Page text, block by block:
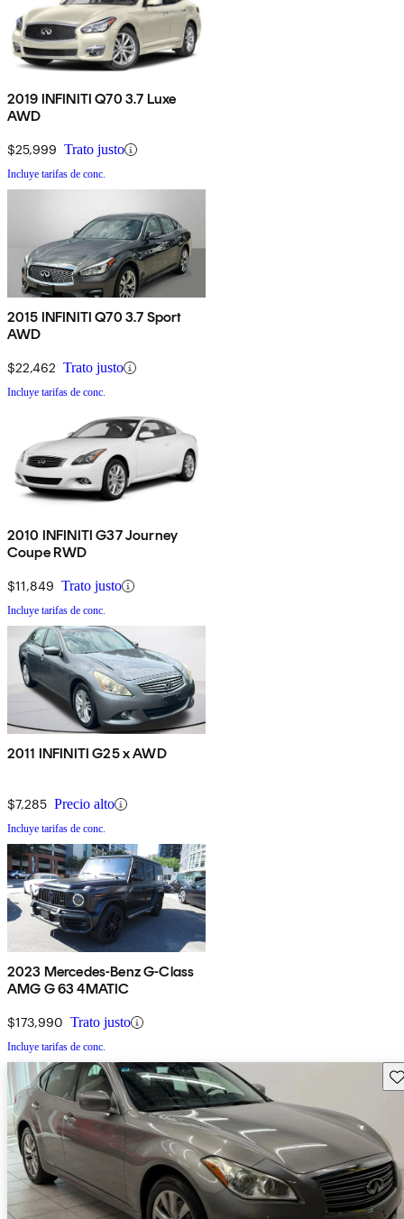
2019 INFINITI Q70 3.7 Luxe
AWD
$25,999 Trato justo
Incluye tarifas de conc.
2015 INFINITI Q70 3.7 Sport
AWD
$22,462 Trato justo
Incluye tarifas de conc.
2010 INFINITI G37 Journey
Coupe RWD
$11,849 Trato justo
Incluye tarifas de conc.
2011 INFINITI G25 x AWD
$7,285 Precio alto
Incluye tarifas de conc.
2023 Mercedes-Benz G-Class
AMG G 63 4MATIC
$173,990 Trato justo
Incluye tarifas de conc.